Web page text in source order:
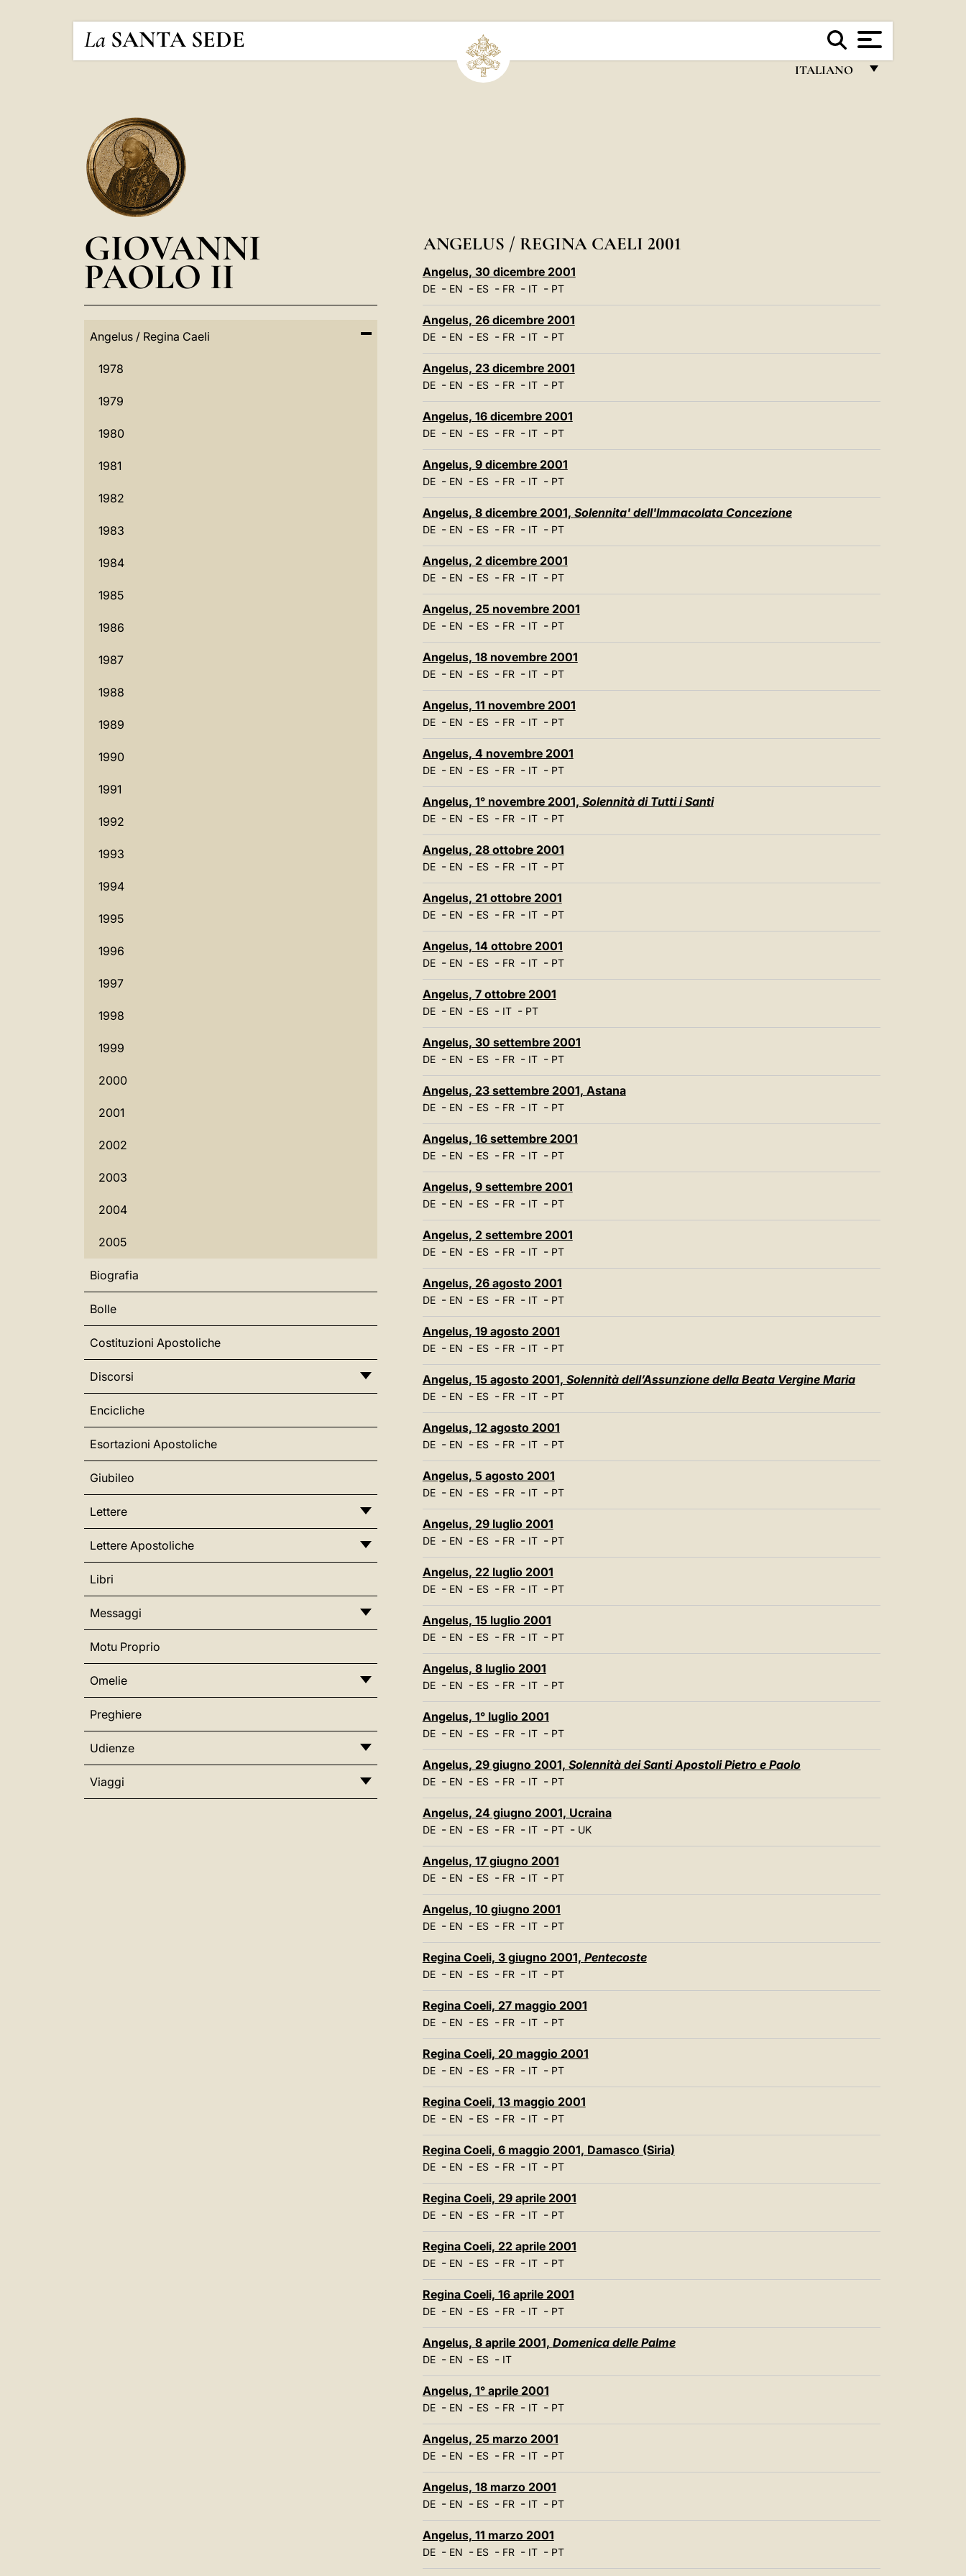
La SANTA SEDE
ITALIANO
LATINE
GIOVANNI
PAOLO II
Angelus / Regina Caeli
1978
1979
1980
1981
1982
1983
1984
1985
1986
1987
1988
1989
1990
1991
1992
1993
1994
1995
1996
1997
1998
1999
2000
2001
2002
2003
2004
2005
Biografia
Bolle
Costituzioni Apostoliche
Discorsi
Encicliche
Esortazioni Apostoliche
Giubileo
Lettere
Lettere Apostoliche
Libri
Messaggi
Motu Proprio
Omelie
Preghiere
Udienze
Viaggi
ANGELUS / REGINA CAELI 2001
Angelus, 30 dicembre 2001
DE- EN - ES- FR- IT- PT
Angelus, 26 dicembre 2001
DE- EN - ES- FR- IT- PT
Angelus, 23 dicembre 2001
DE- EN - ES- FR- IT- PT
Angelus, 16 dicembre 2001
DE- EN - ES- FR- IT- PT
Angelus, 9 dicembre 2001
DE- EN - ES- FR- IT- PT
Angelus, 8 dicembre 2001, Solennita' dell'Immacolata Concezione
DE- EN - ES- FR- IT- PT
Angelus, 2 dicembre 2001
DE- EN - ES- FR- IT- PT
Angelus, 25 novembre 2001
DE- EN - ES- FR- IT- PT
Angelus, 18 novembre 2001
DE- EN - ES- FR- IT- PT
Angelus, 11 novembre 2001
DE- EN - ES- FR- IT- PT
Angelus, 4 novembre 2001
DE- EN - ES- FR- IT- PT
Angelus, 1° novembre 2001, Solennità di Tutti i Santi
DE- EN - ES- FR- IT- PT
Angelus, 28 ottobre 2001
DE- EN - ES- FR- IT- PT
Angelus, 21 ottobre 2001
DE- EN - ES- FR- IT- PT
Angelus, 14 ottobre 2001
DE- EN - ES- FR- IT- PT
Angelus, 7 ottobre 2001
DE- EN - ES- IT- PT
Angelus, 30 settembre 2001
DE- EN - ES- FR- IT- PT
Angelus, 23 settembre 2001, Astana
DE- EN - ES- FR- IT- PT
Angelus, 16 settembre 2001
DE- EN - ES- FR- IT- PT
Angelus, 9 settembre 2001
DE- EN - ES- FR- IT- PT
Angelus, 2 settembre 2001
DE- EN - ES- FR- IT- PT
Angelus, 26 agosto 2001
DE- EN - ES- FR- IT- PT
Angelus, 19 agosto 2001
DE- EN - ES- FR- IT- PT
Angelus, 15 agosto 2001, Solennità dell’Assunzione della Beata Vergine Maria
DE- EN - ES- FR- IT- PT
Angelus, 12 agosto 2001
DE- EN - ES- FR- IT- PT
Angelus, 5 agosto 2001
DE- EN - ES- FR- IT- PT
Angelus, 29 luglio 2001
DE- EN - ES- FR- IT- PT
Angelus, 22 luglio 2001
DE- EN - ES- FR- IT- PT
Angelus, 15 luglio 2001
DE- EN - ES- FR- IT- PT
Angelus, 8 luglio 2001
DE- EN - ES- FR- IT- PT
Angelus, 1° luglio 2001
DE- EN - ES- FR- IT- PT
Angelus, 29 giugno 2001, Solennità dei Santi Apostoli Pietro e Paolo
DE- EN - ES- FR- IT- PT
Angelus, 24 giugno 2001, Ucraina
DE- EN - ES- FR- IT- PT- UK
Angelus, 17 giugno 2001
DE- EN - ES- FR- IT- PT
Angelus, 10 giugno 2001
DE- EN - ES- FR- IT- PT
Regina Coeli, 3 giugno 2001, Pentecoste
DE- EN - ES- FR- IT- PT
Regina Coeli, 27 maggio 2001
DE- EN - ES- FR- IT- PT
Regina Coeli, 20 maggio 2001
DE- EN - ES- FR- IT- PT
Regina Coeli, 13 maggio 2001
DE- EN - ES- FR- IT- PT
Regina Coeli, 6 maggio 2001, Damasco (Siria)
DE- EN - ES- FR- IT- PT
Regina Coeli, 29 aprile 2001
DE- EN - ES- FR- IT- PT
Regina Coeli, 22 aprile 2001
DE- EN - ES- FR- IT- PT
Regina Coeli, 16 aprile 2001
DE- EN - ES- FR- IT- PT
Angelus, 8 aprile 2001, Domenica delle Palme
DE- EN - ES- IT
Angelus, 1° aprile 2001
DE- EN - ES- FR- IT- PT
Angelus, 25 marzo 2001
DE- EN - ES- FR- IT- PT
Angelus, 18 marzo 2001
DE- EN - ES- FR- IT- PT
Angelus, 11 marzo 2001
DE- EN - ES- FR- IT- PT